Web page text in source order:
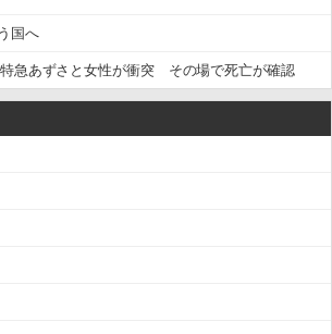
国へ
急あずさと女性が衝突 その場で死亡が確認